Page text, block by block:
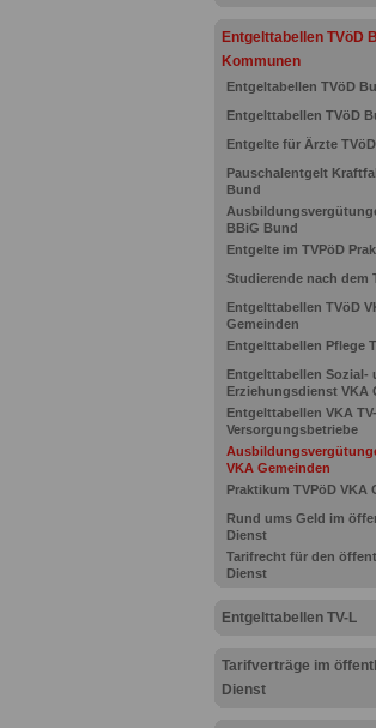
Entgelttabellen TVöD
Kommunen
Entgeltabellen TVöD
Entgelttabellen TVöD
Entgelte für Ärzte
Pauschalentgelt
Bund
BBiG Bund
Entgelte im TVPöD
Studierende nach dem
Entgelttabellen TVöD
Gemeinden
Entgelttabellen Pflege
Entgelttabellen Sozial-
Erziehungsdienst VKA
Entgelttabellen VKA TV-
Versorgungsbetriebe
VKA Gemeinden
Praktikum TVPöD VKA
Rund ums Geld im
Dienst
Tarifrecht für den
Dienst
Entgelttabellen TV-L
Tarifverträge im
Dienst